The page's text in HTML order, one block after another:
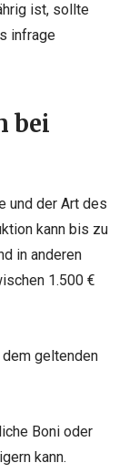
ist, sollte
infrage
bei
und der Art des
kann bis zu
in anderen
1.500 €
geltenden
Boni oder
kann.